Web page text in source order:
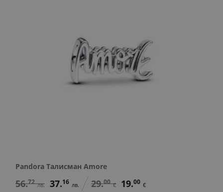
Pandora Талисман Amore
56.72 лв. 37.16 лв. 29.00 € 19.00 €